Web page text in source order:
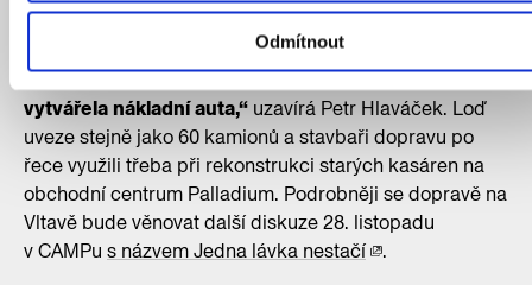
Odmítnout
městskou logistiku. Při velkých stavbách v centru
může být výhodné vozit stavební materiály a suť po
řece. Ušetří se tak prach i hluk, který by jinak
vytvářela nákladní auta,“ uzavírá Petr Hlaváček. Loď
uveze stejně jako 60 kamionů a stavbaři dopravu po
řece využili třeba při rekonstrukci starých kasáren na
obchodní centrum Palladium. Podrobněji se dopravě na
Vltavě bude věnovat další diskuze 28. listopadu
v CAMPu s názvem Jedna lávka nestačí .